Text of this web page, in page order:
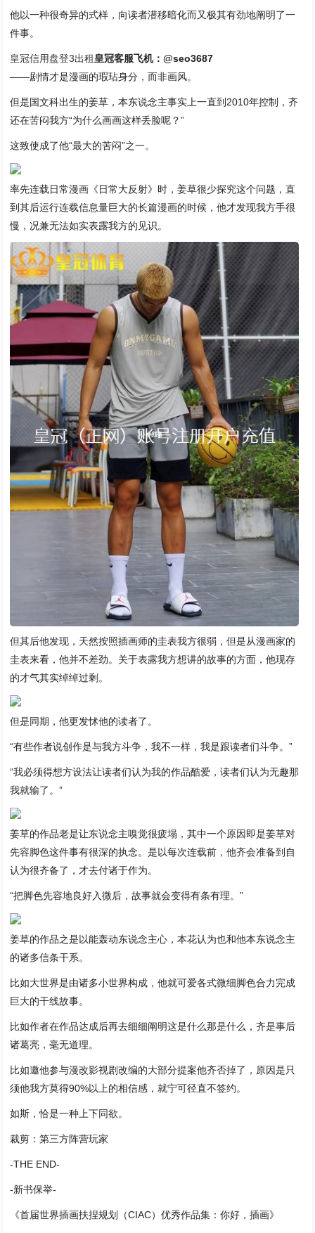
他以一种很奇异的式样，向读者潜移暗化而又极其有劲地阐明了一
件事。
皇冠信用盘登3出租皇冠客服飞机：@seo3687
——剧情才是漫画的瑕玷身分，而非画风。
但是国文科出生的姜草，本东说念主事实上一直到2010年控制，齐
还在苦闷我方“为什么画画这样丢脸呢？”
这致使成了他“最大的苦闷”之一。
率先连载日常漫画《日常大反射》时，姜草很少探究这个问题，直
到其后运行连载信息量巨大的长篇漫画的时候，他才发现我方手很
慢，况兼无法如实表露我方的见识。
但其后他发现，天然按照插画师的圭表我方很弱，但是从漫画家的
圭表来看，他并不差劲。关于表露我方想讲的故事的方面，他现存
的才气其实绰绰过剩。
但是同期，他更发怵他的读者了。
“有些作者说创作是与我方斗争，我不一样，我是跟读者们斗争。”
“我必须得想方设法让读者们认为我的作品酷爱，读者们认为无趣那
我就输了。”
姜草的作品老是让东说念主嗅觉很疲塌，其中一个原因即是姜草对
先容脚色这件事有很深的执念。是以每次连载前，他齐会准备到自
认为很齐备了，才去付诸于作为。
“把脚色先容地良好入微后，故事就会变得有条有理。”
姜草的作品之是以能轰动东说念主心，本花认为也和他本东说念主
的诸多信条干系。
比如大世界是由诸多小世界构成，他就可爱各式微细脚色合力完成
巨大的干线故事。
比如作者在作品达成后再去细细阐明这是什么那是什么，齐是事后
诸葛亮，毫无道理。
比如邀他参与漫改影视剧改编的大部分提案他齐否掉了，原因是只
须他我方莫得90%以上的相信感，就宁可径直不签约。
如斯，恰是一种上下同欲。
裁剪：第三方阵营玩家
-THE END-
-新书保举-
《首届世界插画扶捏规划（CIAC）优秀作品集：你好，插画》